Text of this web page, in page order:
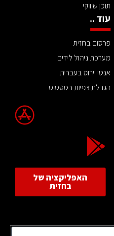
תוכן שיווקי
עוד ..
פרסום בחזית
מערכת ניהול לידים
אנטי וירוס בעברית
הגדלת צפיות בסטטוס
האפליקציה של
בחזית